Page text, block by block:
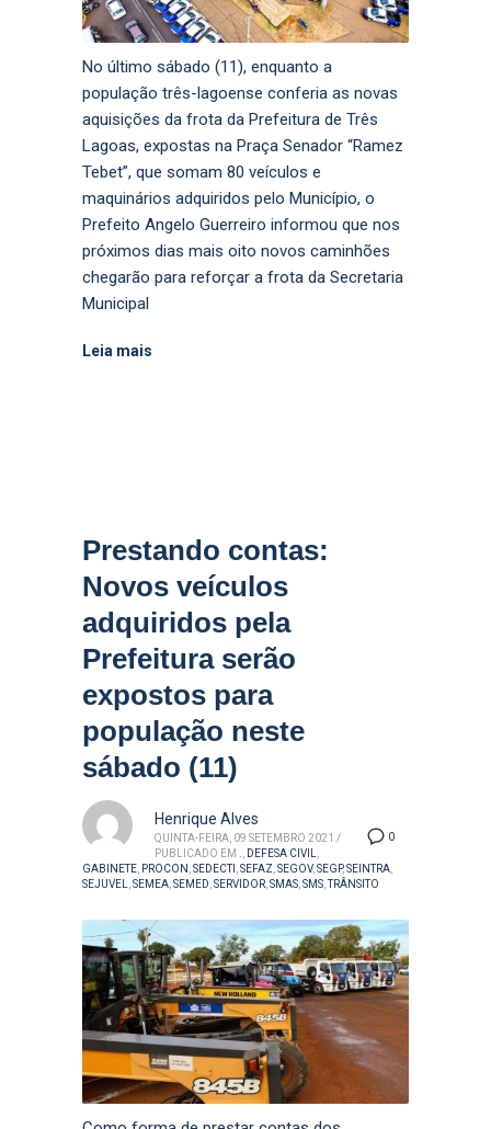
No último sábado (11), enquanto a
população três-lagoense conferia as novas
aquisições da frota da Prefeitura de Três
Lagoas, expostas na Praça Senador “Ramez
Tebet”, que somam 80 veículos e
maquinários adquiridos pelo Município, o
Prefeito Angelo Guerreiro informou que nos
próximos dias mais oito novos caminhões
chegarão para reforçar a frota da Secretaria
Municipal
Leia mais
Prestando contas:
Novos veículos
adquiridos pela
Prefeitura serão
expostos para
população neste
sábado (11)
0
Henrique Alves
QUINTA-FEIRA, 09 SETEMBRO 2021 /
PUBLICADO EM
DEFESA CIVIL
GABINETE PROCON SEDECTI SEFAZ SEGOV, SEGP,SEINTRA
SEJUVEL
SEMEA SEMED SERVIDOR SMAS SMS ,TRÂNSITO